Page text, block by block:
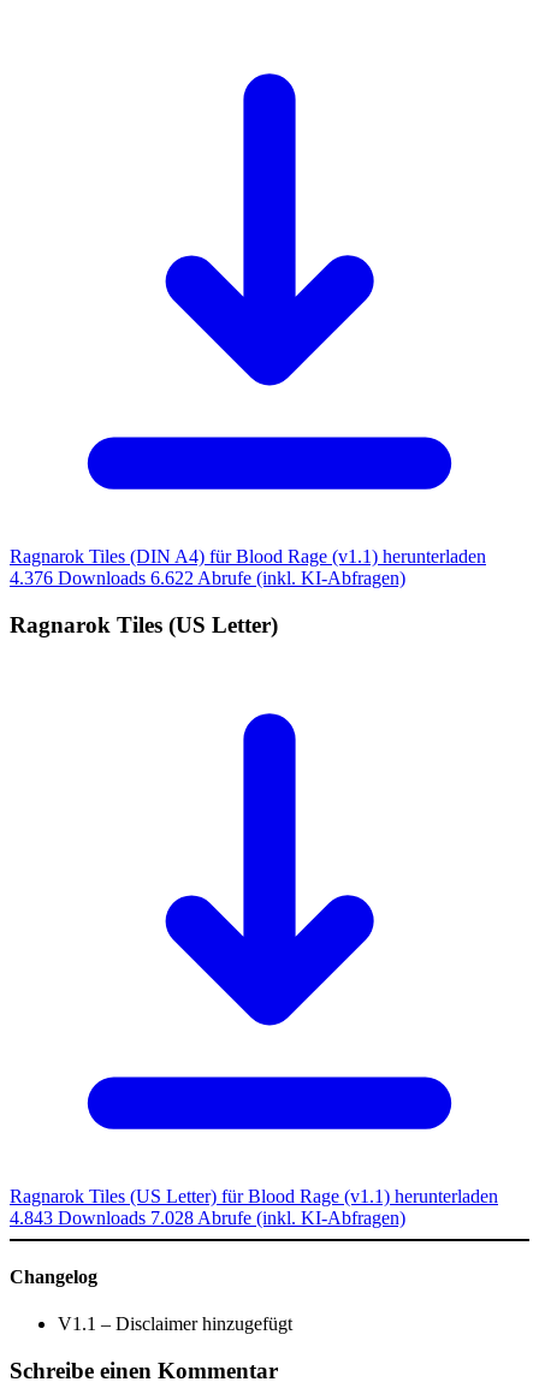
Ragnarok Tiles (DIN A4) für Blood Rage (v1.1) herunterladen
4.376 Downloads 6.622 Abrufe (inkl. KI-Abfragen)
Ragnarok Tiles (US Letter)
Ragnarok Tiles (US Letter) für Blood Rage (v1.1) herunterladen
4.843 Downloads 7.028 Abrufe (inkl. KI-Abfragen)
Changelog
V1.1 – Disclaimer hinzugefügt
Schreibe einen Kommentar